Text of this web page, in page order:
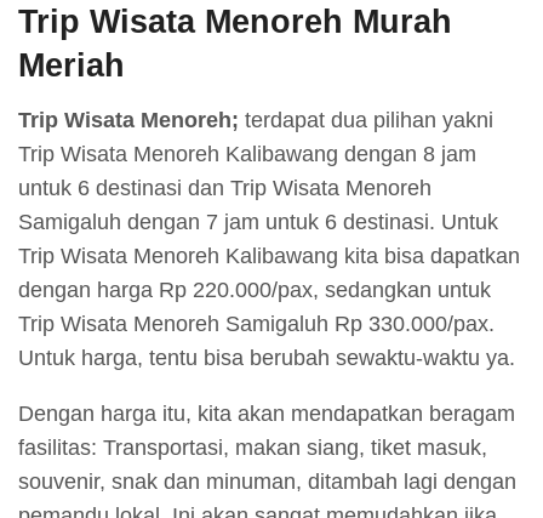
Trip Wisata Menoreh Murah
Meriah
Trip Wisata Menoreh; terdapat dua pilihan yakni
Trip Wisata Menoreh Kalibawang dengan 8 jam
untuk 6 destinasi dan Trip Wisata Menoreh
Samigaluh dengan 7 jam untuk 6 destinasi. Untuk
Trip Wisata Menoreh Kalibawang kita bisa dapatkan
dengan harga Rp 220.000/pax, sedangkan untuk
Trip Wisata Menoreh Samigaluh Rp 330.000/pax.
Untuk harga, tentu bisa berubah sewaktu-waktu ya.
Dengan harga itu, kita akan mendapatkan beragam
fasilitas: Transportasi, makan siang, tiket masuk,
souvenir, snak dan minuman, ditambah lagi dengan